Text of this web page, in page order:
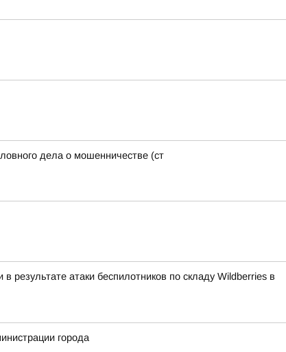
дела о мошенничестве (ст
результате атаки беспилотников по складу Wildberries в
города